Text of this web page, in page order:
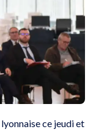
ce jeudi et